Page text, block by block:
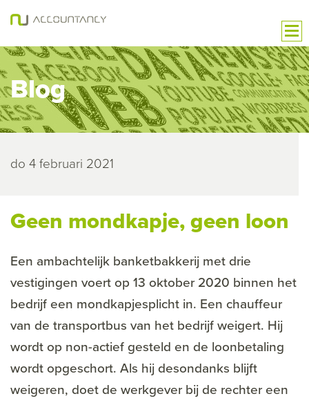
Blog
do 4 februari 2021
Geen mondkapje, geen loon
Een ambachtelijk banketbakkerij met drie
vestigingen voert op 13 oktober 2020 binnen het
bedrijf een mondkapjesplicht in. Een chauffeur
van de transportbus van het bedrijf weigert. Hij
wordt op non-actief gesteld en de loonbetaling
wordt opgeschort. Als hij desondanks blijft
weigeren, doet de werkgever bij de rechter een